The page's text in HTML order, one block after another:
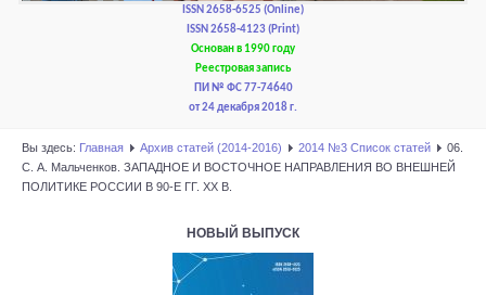
РЕДАКЦИОННАЯ ПОЛИТИКА И ЭТИКА
ISSN 2658-6525 (Online)
ISSN 2658-4123 (Print)
Основан в 1990 году
Реестровая запись
ПИ № ФС 77-74640
от 24 декабря 2018 г.
Вы здесь: Главная Архив статей (2014-2016) 2014 №3 Список статей
06.
C. А. Мальченков. ЗАПАДНОЕ И ВОСТОЧНОЕ НАПРАВЛЕНИЯ ВО ВНЕШНЕЙ
ПОЛИТИКЕ РОССИИ В 90-Е ГГ. ХХ В.
НОВЫЙ ВЫПУСК